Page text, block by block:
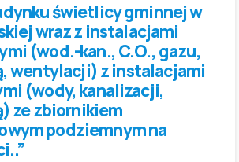
świetlicy gminnej w
wraz z instalacjami
(wod.-kan., C.O., gazu,
wentylacji) z instalacjami
(wody, kanalizacji,
ze zbiornikiem
podziemnym na